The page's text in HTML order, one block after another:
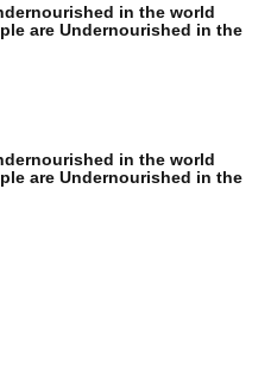
in the world
are Undernourished in the
in the world
are Undernourished in the